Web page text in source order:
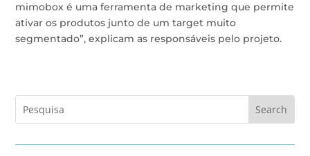
mimobox é uma ferramenta de marketing que permite
ativar os produtos junto de um target muito
segmentado”, explicam as responsáveis pelo projeto.